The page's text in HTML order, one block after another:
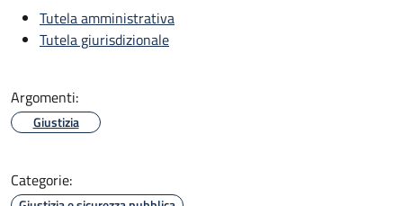
Tutela amministrativa
Tutela giurisdizionale
Argomenti:
Giustizia
Categorie: